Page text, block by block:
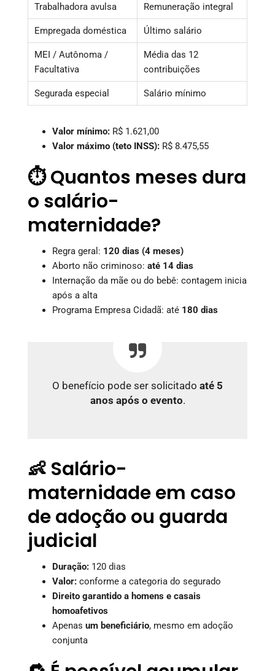
Trabalhadora avulsa Remuneração integral
Empregada doméstica Último salário
MEI / Autônoma /
Facultativa
Média das 12
contribuições
Segurada especial Salário mínimo
Valor mínimo: R$ 1.621,00
Valor máximo (teto INSS): R$ 8.475,55
⏱️ Quantos meses dura
o salário-
maternidade?
Regra geral: 120 dias (4 meses)
Aborto não criminoso: até 14 dias
Internação da mãe ou do bebê: contagem inicia
após a alta
Programa Empresa Cidadã: até 180 dias
O benefício pode ser solicitado até 5
anos após o evento.
👶 Salário-
maternidade em caso
de adoção ou guarda
judicial
Duração: 120 dias
Valor: conforme a categoria do segurado
Direito garantido a homens e casais
homoafetivos
Apenas um beneficiário, mesmo em adoção
conjunta